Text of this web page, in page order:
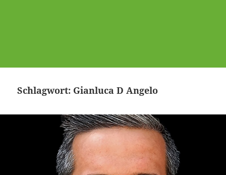
Schlagwort: Gianluca D Angelo